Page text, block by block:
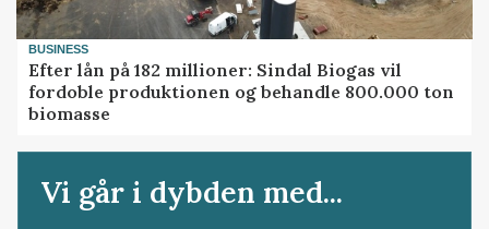
BUSINESS
Efter lån på 182 millioner: Sindal Biogas vil
fordoble produktionen og behandle 800.000 ton
biomasse
Vi går i dybden med...